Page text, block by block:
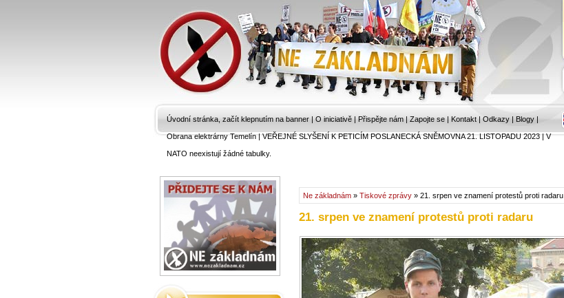
Úvodní stránka, začít klepnutím na banner | O iniciativě | Přispějte nám | Zapojte se | Kontakt | Odkazy | Blogy |
Obrana elektrárny Temelín|VEŘEJNÉ SLYŠENÍ K PETICÍM POSLANECKÁ SNĚMOVNA 21. LISTOPADU 2023|V
NATO neexistují žádné tabulky.
Ne základnám » Tiskové zprávy » 21. srpen ve znamení protestů proti radaru
21. srpen ve znamení protestů proti radaru